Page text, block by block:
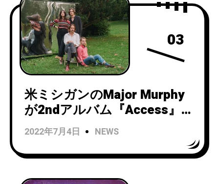
03
米ミシガンのMajor Murphy
が2ndアルバム『Access』を
4月7日にリリース！ゴージ
ャスなハーモニーに煌びやか
なサウンドで2021年間違い
2022年7月4日 NEWS